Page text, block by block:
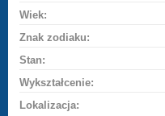
Wiek:
Znak zodiaku:
Stan:
Wykształcenie:
Lokalizacja: